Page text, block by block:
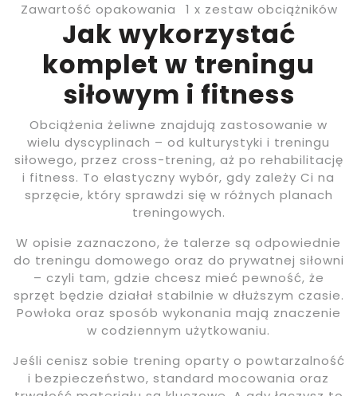
Zawartość opakowania
1 x zestaw obciążników
Jak wykorzystać
komplet w treningu
siłowym i fitness
Obciążenia żeliwne znajdują zastosowanie w
wielu dyscyplinach – od kulturystyki i treningu
siłowego, przez cross-trening, aż po rehabilitację
i fitness. To elastyczny wybór, gdy zależy Ci na
sprzęcie, który sprawdzi się w różnych planach
treningowych.
W opisie zaznaczono, że talerze są odpowiednie
do treningu domowego oraz do prywatnej siłowni
– czyli tam, gdzie chcesz mieć pewność, że
sprzęt będzie działał stabilnie w dłuższym czasie.
Powłoka oraz sposób wykonania mają znaczenie
w codziennym użytkowaniu.
Jeśli cenisz sobie trening oparty o powtarzalność
i bezpieczeństwo, standard mocowania oraz